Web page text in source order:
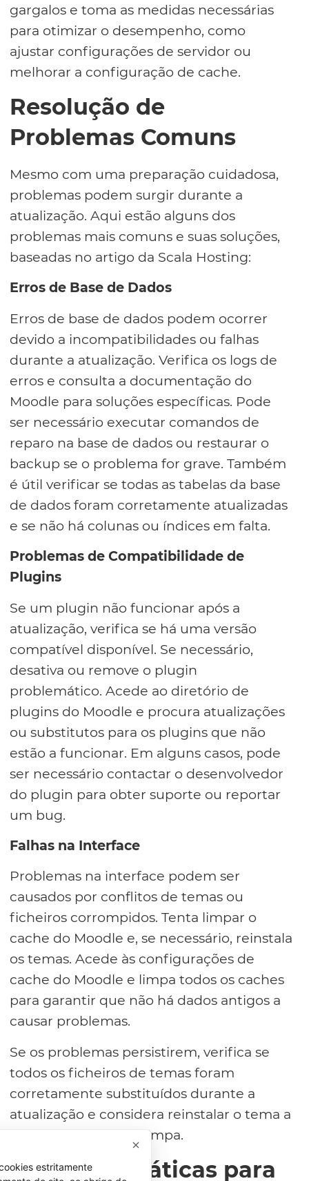
gargalos e toma as medidas necessárias
para otimizar o desempenho, como
ajustar configurações de servidor ou
melhorar a configuração de cache.
Resolução de
Problemas Comuns
Mesmo com uma preparação cuidadosa,
problemas podem surgir durante a
atualização. Aqui estão alguns dos
problemas mais comuns e suas soluções,
baseadas no artigo da Scala Hosting:
Erros de Base de Dados
Erros de base de dados podem ocorrer
devido a incompatibilidades ou falhas
durante a atualização. Verifica os logs de
erros e consulta a documentação do
Moodle para soluções específicas. Pode
ser necessário executar comandos de
reparo na base de dados ou restaurar o
backup se o problema for grave. Também
é útil verificar se todas as tabelas da base
de dados foram corretamente atualizadas
e se não há colunas ou índices em falta.
Problemas de Compatibilidade de
Plugins
Se um plugin não funcionar após a
atualização, verifica se há uma versão
compatível disponível. Se necessário,
desativa ou remove o plugin
problemático. Acede ao diretório de
plugins do Moodle e procura atualizações
ou substitutos para os plugins que não
estão a funcionar. Em alguns casos, pode
ser necessário contactar o desenvolvedor
do plugin para obter suporte ou reportar
um bug.
Falhas na Interface
Problemas na interface podem ser
causados por conflitos de temas ou
ficheiros corrompidos. Tenta limpar o
cache do Moodle e, se necessário, reinstala
os temas. Acede às configurações de
cache do Moodle e limpa todos os caches
para garantir que não há dados antigos a
causar problemas.
Se os problemas persistirem, verifica se
todos os ficheiros de temas foram
corretamente substituídos durante a
atualização e considera reinstalar o tema a
partir de uma fonte limpa.
Melhores Práticas para
estritamente